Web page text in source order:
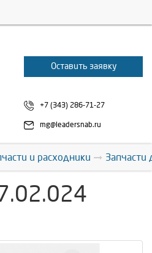
Оставить заявку
+7 (343) 286-71-27
mg@leadersnab.ru
и расходники Запчасти